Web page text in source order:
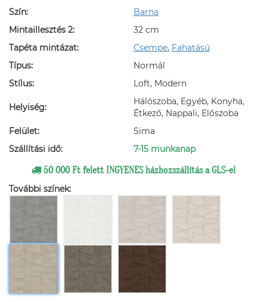
Szín:
Barna
Mintaillesztés 2:
32 cm
Tapéta mintázat:
Csempe, Fahatású
Típus:
Normál
Stílus:
Loft, Modern
Helyiség:
Hálószoba, Egyéb, Konyha,
Étkező, Nappali, Előszoba
Felület:
Sima
Szállítási idő:
7-15 munkanap
50 000 Ft felett INGYENES házhozszállítás a GLS-el
További színek: